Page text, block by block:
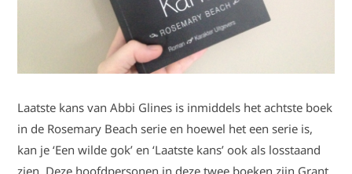
Laatste kans van Abbi Glines is inmiddels het achtste boek
in de Rosemary Beach serie en hoewel het een serie is,
kan je ‘Een wilde gok’ en ‘Laatste kans’ ook als losstaand